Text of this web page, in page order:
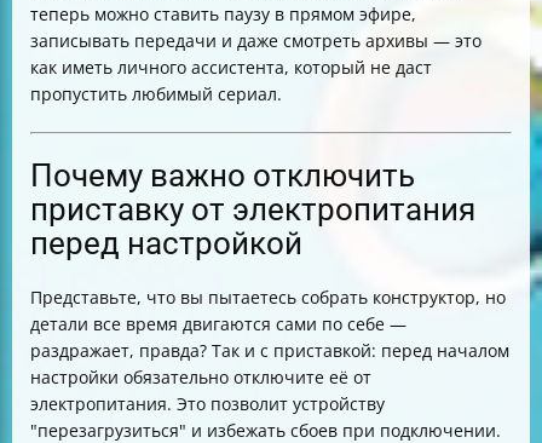
теперь можно ставить паузу в прямом эфире,
записывать передачи и даже смотреть архивы — это
как иметь личного ассистента, который не даст
пропустить любимый сериал.
Почему важно отключить
приставку от электропитания
перед настройкой
Представьте, что вы пытаетесь собрать конструктор, но
детали все время двигаются сами по себе —
раздражает, правда? Так и с приставкой: перед началом
настройки обязательно отключите её от
электропитания. Это позволит устройству
"перезагрузиться" и избежать сбоев при подключении.